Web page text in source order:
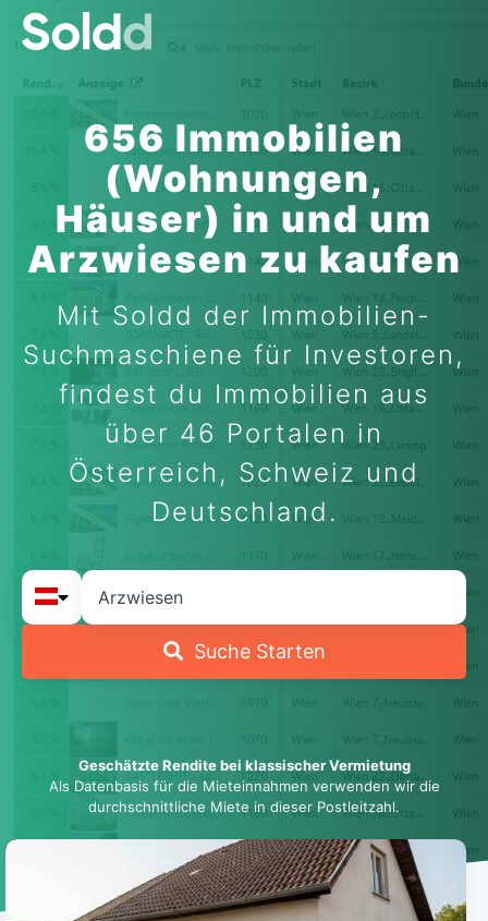
656 Immobilien
(Wohnungen,
Häuser) in und um
Arzwiesen zu kaufen
Mit Soldd der Immobilien-
Suchmaschiene für Investoren,
findest du Immobilien aus
über 46 Portalen in
Österreich, Schweiz und
Deutschland.
Suche Starten
Geschätzte Rendite bei klassischer Vermietung
Als Datenbasis für die Mieteinnahmen verwenden wir die
durchschnittliche Miete in dieser Postleitzahl.